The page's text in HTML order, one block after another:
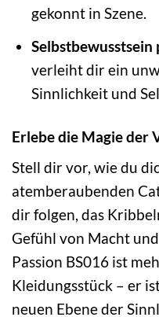
gekonnt in Szene.
Selbstbewusstsein
verleiht dir ein
Sinnlichkeit und
Erlebe die Magie der
Stell dir vor, wie du
atemberaubenden
dir folgen, das
Gefühl von Macht
Passion BS016 ist
Kleidungsstück – er
neuen Ebene der